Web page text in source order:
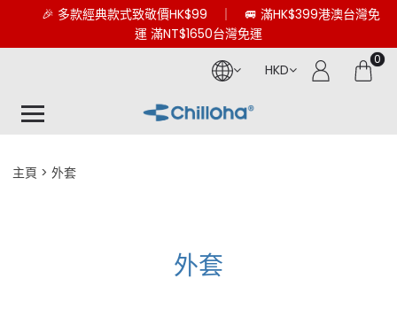
🎉 多款經典款式致敬價HK$99 ｜ 🚐 滿HK$399港澳台灣免
運 滿NT$1650台灣免運
HKD
0
主頁 外套
外套